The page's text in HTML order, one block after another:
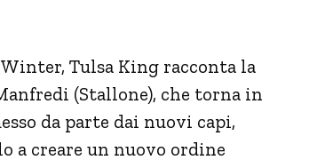
Tulsa King racconta la
(Stallone), che torna in
da parte dai nuovi capi,
a creare un nuovo ordine